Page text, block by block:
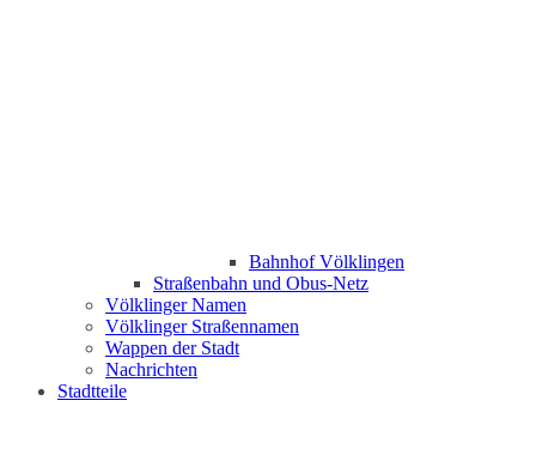
Bahnhof Völklingen
Straßenbahn und Obus-Netz
Völklinger Namen
Völklinger Straßennamen
Wappen der Stadt
Nachrichten
Stadtteile